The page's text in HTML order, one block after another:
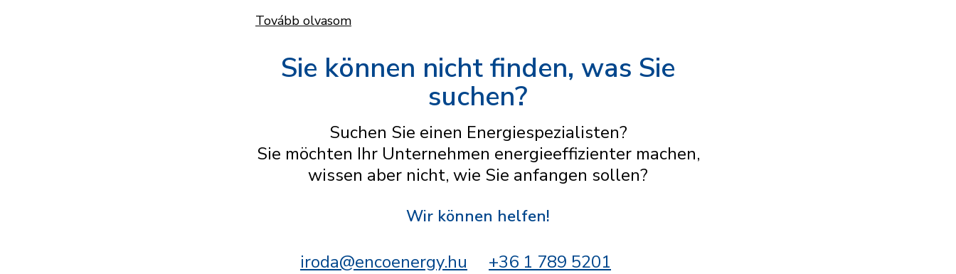
Tovább olvasom
Sie können nicht finden, was Sie
suchen?
Suchen Sie einen Energiespezialisten?
Sie möchten Ihr Unternehmen energieeffizienter machen,
wissen aber nicht, wie Sie anfangen sollen?
Wir können helfen!
iroda@encoenergy.hu +36 1 789 5201